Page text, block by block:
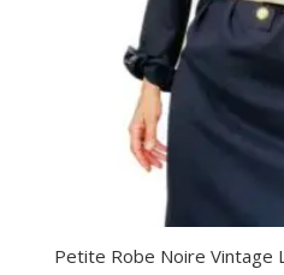
Petite Robe Noire Vintage L